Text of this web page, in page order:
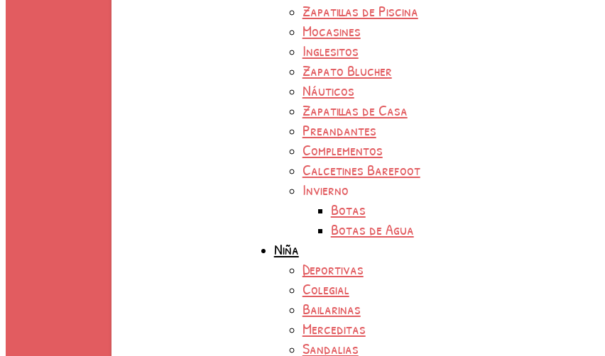
Zapatillas de Piscina
Mocasines
Inglesitos
Zapato Blucher
Náuticos
Zapatillas de Casa
Preandantes
Complementos
Calcetines Barefoot
Invierno
Botas
Botas de Agua
Niña
Deportivas
Colegial
Bailarinas
Merceditas
Sandalias